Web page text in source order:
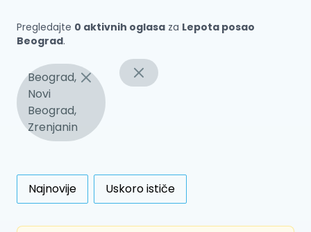
Pregledajte 0 aktivnih oglasa za Lepota posao
Beograd.
Beograd,
Novi
Beograd,
Zrenjanin
Najnovije Uskoro ističe